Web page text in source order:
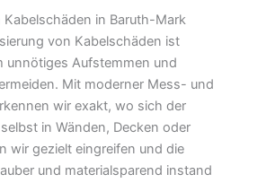
Kabelschäden in Baruth-Mark
von Kabelschäden ist
unnötiges Aufstemmen und
Mit moderner Mess- und
wir exakt, wo sich der
in Wänden, Decken oder
wir gezielt eingreifen und die
und materialsparend instand